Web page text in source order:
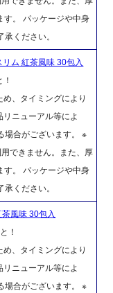
す。 パッケージや中身
ください。
ム 紅茶風味 30包入
め、タイミングにより
ニューアル等によ
場合がございます。 ※
できません。また、厚
す。 パッケージや中身
ください。
風味 30包入
！
め、タイミングにより
ニューアル等によ
場合がございます。 ※